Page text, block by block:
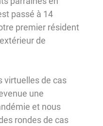
passé à 14
premier résident
de
virtuelles de cas
une
et nous
rondes de cas